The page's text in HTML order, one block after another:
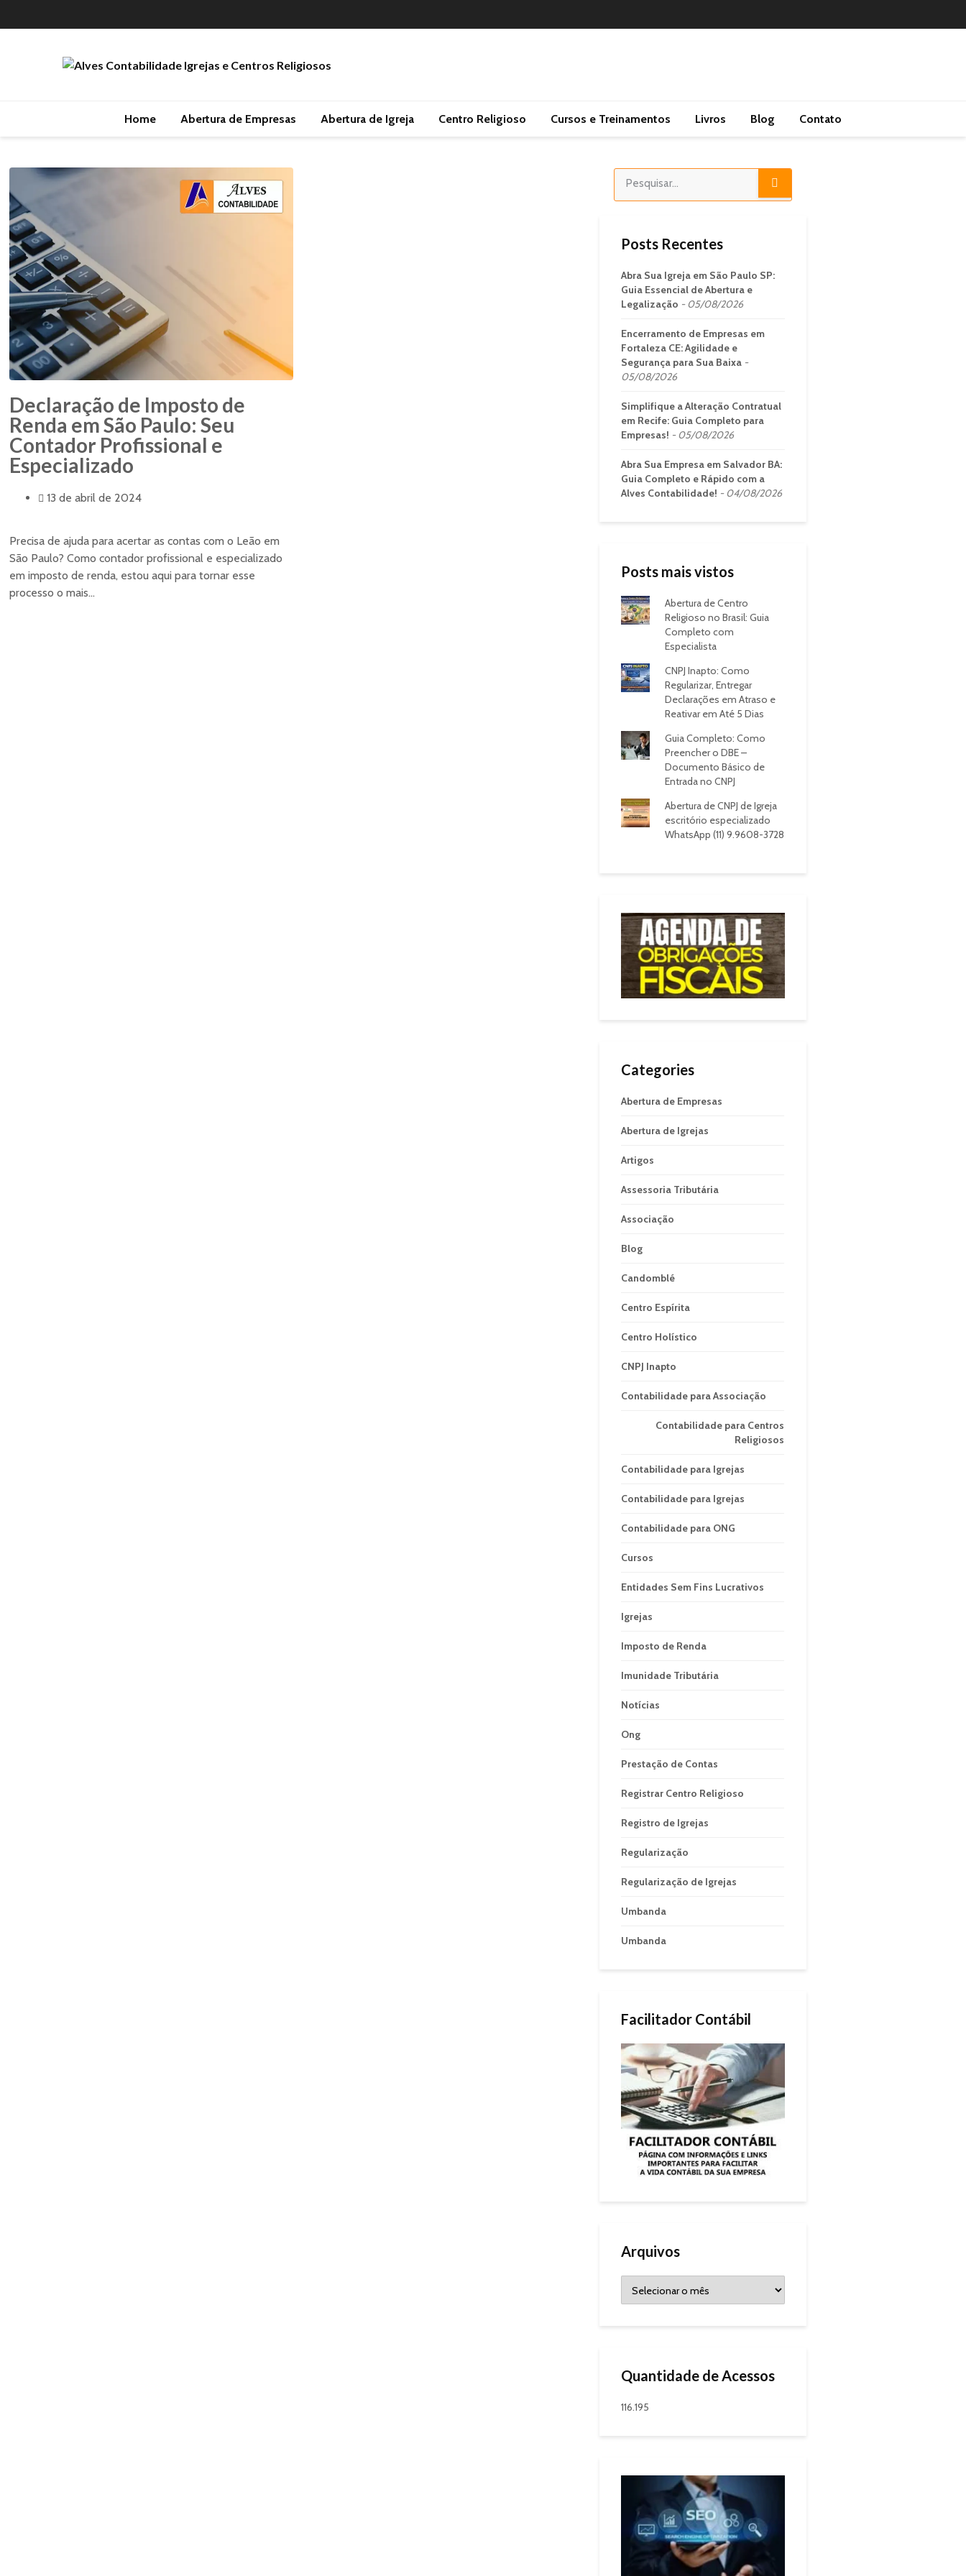
Home Abertura de Empresas Abertura de Igreja Centro Religioso Cursos e Treinamentos Livros Blog Contato
Declaração de Imposto de
Renda em São Paulo: Seu
Contador Profissional e
Especializado
13 de abril de 2024
Precisa de ajuda para acertar as contas com o Leão em
São Paulo? Como contador profissional e especializado
em imposto de renda, estou aqui para tornar esse
processo o mais...
Posts Recentes
Abra Sua Igreja em São Paulo SP:
Guia Essencial de Abertura e
Legalização
05/08/2026
Encerramento de Empresas em
Fortaleza CE: Agilidade e
Segurança para Sua Baixa
05/08/2026
Simplifique a Alteração Contratual
em Recife: Guia Completo para
Empresas!
05/08/2026
Abra Sua Empresa em Salvador BA:
Guia Completo e Rápido com a
Alves Contabilidade!
04/08/2026
Posts mais vistos
Abertura de Centro
Religioso no Brasil: Guia
Completo com
Especialista
CNPJ Inapto: Como
Regularizar, Entregar
Declarações em Atraso e
Reativar em Até 5 Dias
Guia Completo: Como
Preencher o DBE –
Documento Básico de
Entrada no CNPJ
Abertura de CNPJ de Igreja
escritório especializado
WhatsApp (11) 9.9608-3728
Categories
Abertura de Empresas
Abertura de Igrejas
Artigos
Assessoria Tributária
Associação
Blog
Candomblé
Centro Espírita
Centro Holístico
CNPJ Inapto
Contabilidade para Associação
Contabilidade para Centros
Religiosos
Contabilidade para Igrejas
Contabilidade para Igrejas
Contabilidade para ONG
Cursos
Entidades Sem Fins Lucrativos
Igrejas
Imposto de Renda
Imunidade Tributária
Notícias
Ong
Prestação de Contas
Registrar Centro Religioso
Registro de Igrejas
Regularização
Regularização de Igrejas
Umbanda
Umbanda
Facilitador Contábil
Arquivos
Quantidade de Acessos
116.195